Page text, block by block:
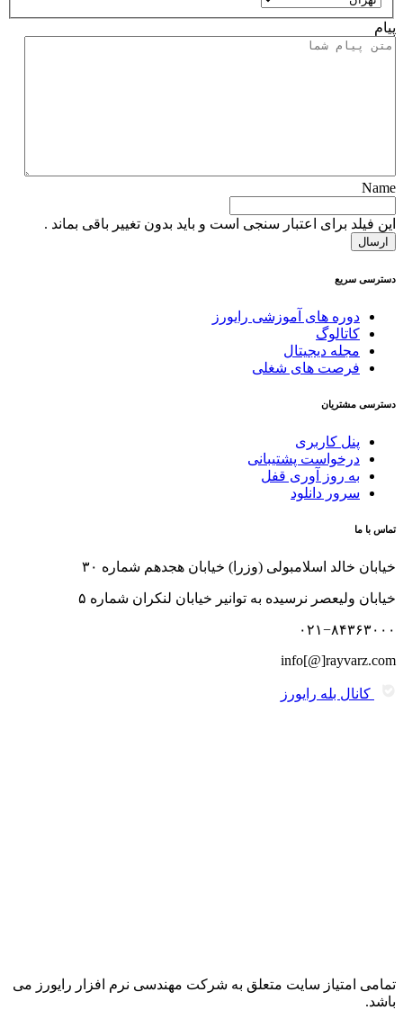
استان
پیام
Name
این فیلد برای اعتبار سنجی است و باید بدون تغییر باقی بماند .
دسترسی سریع
دوره های آموزشی رایورز
کاتالوگ
مجله دیجیتال
فرصت های شغلی
دسترسی مشتریان
پنل کاربری
درخواست پشتیبانی
به روز آوری قفل
سرور دانلود
تماس با ما
خیابان خالد اسلامبولی (وزرا) خیابان هجدهم شماره ۳۰
خیابان ولیعصر نرسیده به توانیر خیابان لنکران شماره ۵
۰۲۱−۸۴۳۶۳۰۰۰
info[@]rayvarz.com
کانال بله رایورز
تمامی امتیاز سایت متعلق به شرکت مهندسی نرم افزار رایورز می
باشد.